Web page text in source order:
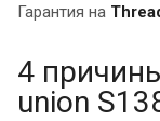
Гарантия на
4
union